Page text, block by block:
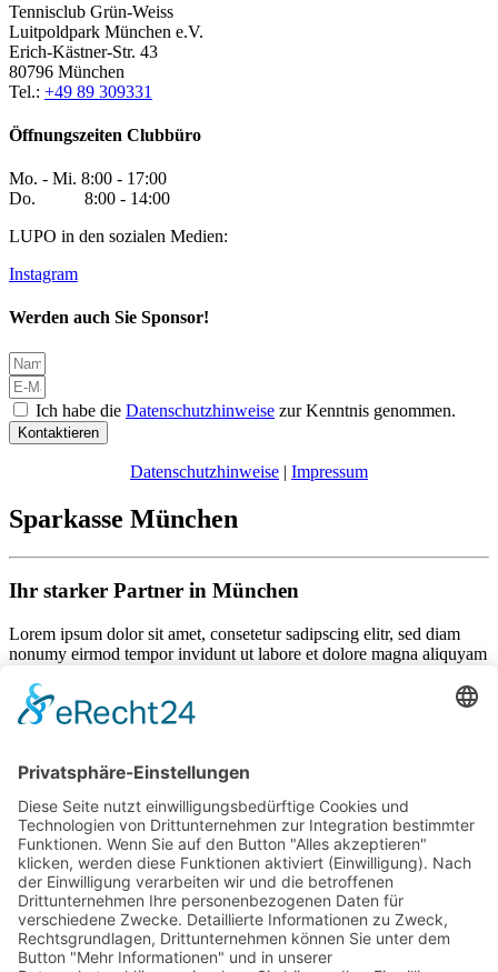
Tennisclub Grün-Weiss
Luitpoldpark München e.V.
Erich-Kästner-Str. 43
80796 München
Tel.: +49 89 309331
Öffnungszeiten Clubbüro
Mo. - Mi. 8:00 - 17:00
Do. 8:00 - 14:00
LUPO in den sozialen Medien:
Instagram
Werden auch Sie Sponsor!
Ich habe die Datenschutzhinweise zur Kenntnis genommen.
Kontaktieren
Datenschutzhinweise | Impressum
Sparkasse München
Ihr starker Partner in München
Lorem ipsum dolor sit amet, consetetur sadipscing elitr, sed diam
nonumy eirmod tempor invidunt ut labore et dolore magna aliquyam
et ea rebum. Stet clita kasd gubergren, no sea takimata sanctus est
Lorem ipsum dolor sit amet.
Wir freuen uns auf Ihren Besuch!
Mannschaften
News
Sponsoren